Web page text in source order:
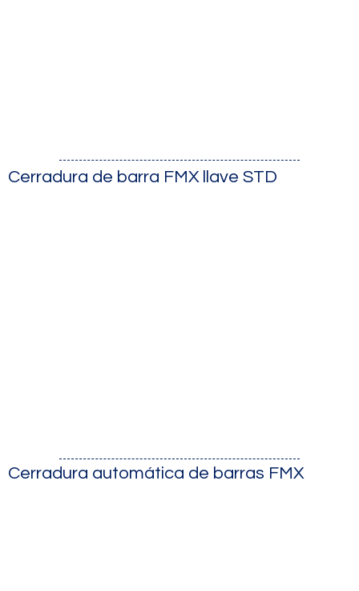
Cerradura de barra FMX llave STD
Cerradura automática de barras FMX